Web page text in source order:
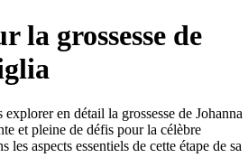
la grossesse de
en détail la grossesse de Johanna
et pleine de défis pour la célèbre
les aspects essentiels de cette étape de sa